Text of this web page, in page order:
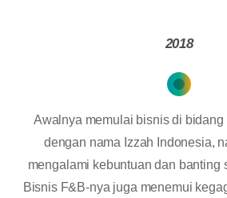
2018
Awalnya memulai bisnis di bidang
dengan nama Izzah Indonesia,
mengalami kebuntuan dan banting
Bisnis F&B-nya juga menemui